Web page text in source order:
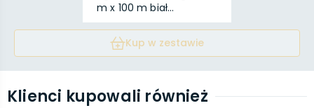
m x 100 m biał...
Kup w zestawie
Klienci kupowali również